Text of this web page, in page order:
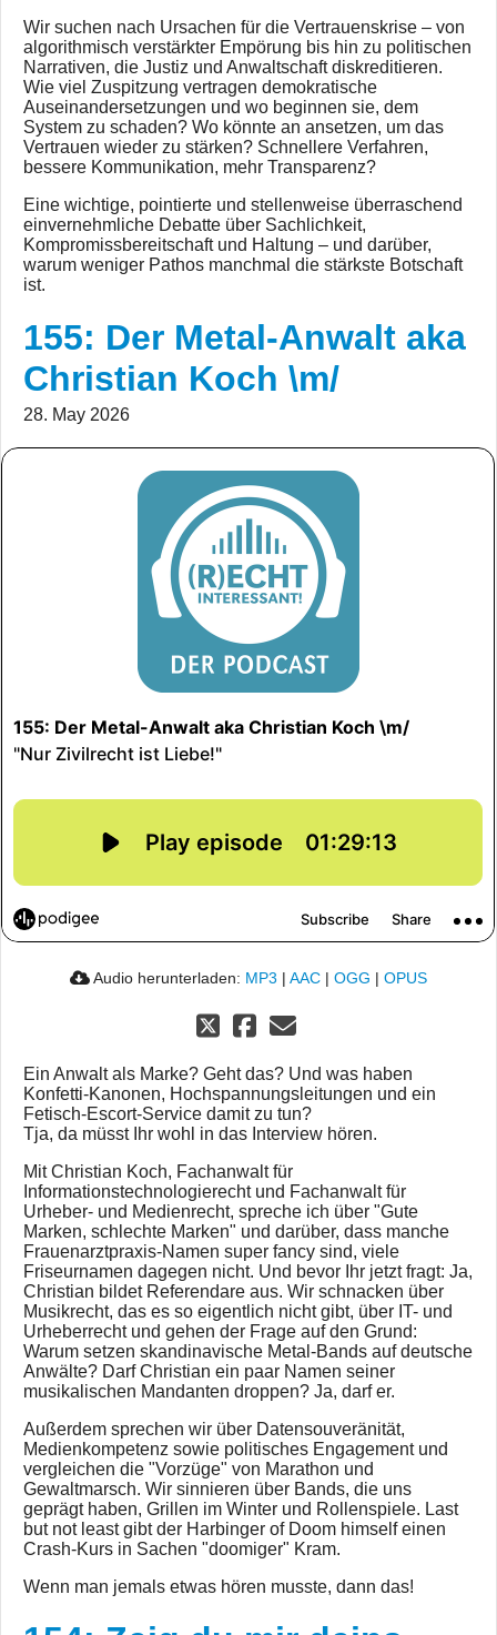
Wir suchen nach Ursachen für die Vertrauenskrise – von
algorithmisch verstärkter Empörung bis hin zu politischen
Narrativen, die Justiz und Anwaltschaft diskreditieren.
Wie viel Zuspitzung vertragen demokratische
Auseinandersetzungen und wo beginnen sie, dem
System zu schaden? Wo könnte an ansetzen, um das
Vertrauen wieder zu stärken? Schnellere Verfahren,
bessere Kommunikation, mehr Transparenz?
Eine wichtige, pointierte und stellenweise überraschend
einvernehmliche Debatte über Sachlichkeit,
Kompromissbereitschaft und Haltung – und darüber,
warum weniger Pathos manchmal die stärkste Botschaft
ist.
155: Der Metal-Anwalt aka
Christian Koch \m/
28. May 2026
Audio herunterladen: MP3 | AAC | OGG | OPUS
Ein Anwalt als Marke? Geht das? Und was haben
Konfetti-Kanonen, Hochspannungsleitungen und ein
Fetisch-Escort-Service damit zu tun?
Tja, da müsst Ihr wohl in das Interview hören.
Mit Christian Koch, Fachanwalt für
Informationstechnologierecht und Fachanwalt für
Urheber- und Medienrecht, spreche ich über "Gute
Marken, schlechte Marken" und darüber, dass manche
Frauenarztpraxis-Namen super fancy sind, viele
Friseurnamen dagegen nicht. Und bevor Ihr jetzt fragt: Ja,
Christian bildet Referendare aus. Wir schnacken über
Musikrecht, das es so eigentlich nicht gibt, über IT- und
Urheberrecht und gehen der Frage auf den Grund:
Warum setzen skandinavische Metal-Bands auf deutsche
Anwälte? Darf Christian ein paar Namen seiner
musikalischen Mandanten droppen? Ja, darf er.
Außerdem sprechen wir über Datensouveränität,
Medienkompetenz sowie politisches Engagement und
vergleichen die "Vorzüge" von Marathon und
Gewaltmarsch. Wir sinnieren über Bands, die uns
geprägt haben, Grillen im Winter und Rollenspiele. Last
but not least gibt der Harbinger of Doom himself einen
Crash-Kurs in Sachen "doomiger" Kram.
Wenn man jemals etwas hören musste, dann das!